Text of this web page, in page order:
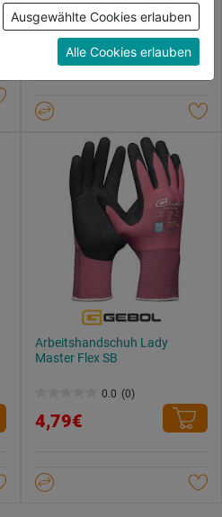
0.0 (0)
0.0
4,79€
Arbeitshandschuh Lady
Master Flex SB
0.0 (0)
von
4,79€
Infos zu den
unter "Cookies
auswählen, welche Cookies
welche nicht.
du in unserer
Ausgewählte Cookies erlauben
Alle Cookies erlauben